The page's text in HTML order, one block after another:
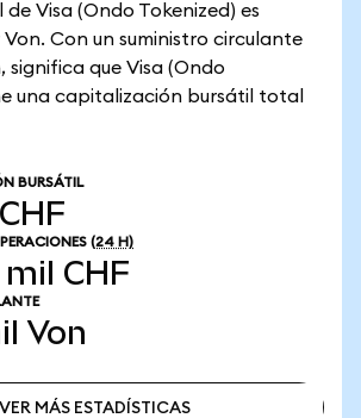
de Visa (Ondo Tokenized) es
Von. Con un suministro circulante
significa que Visa (Ondo
una capitalización bursátil total
BURSÁTIL
(24 H)
CHF
Von
VER MÁS ESTADÍSTICAS